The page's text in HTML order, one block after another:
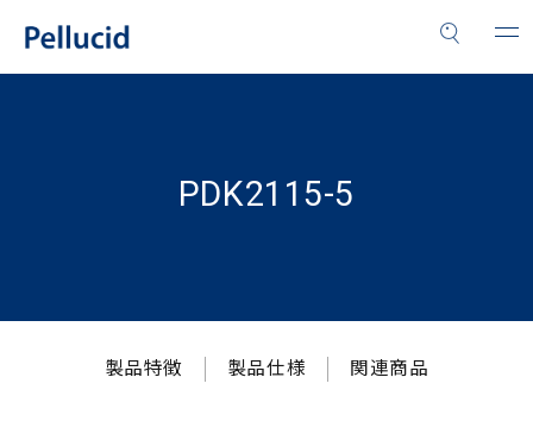
PDK2115-5
製品特徴 製品仕様 関連商品